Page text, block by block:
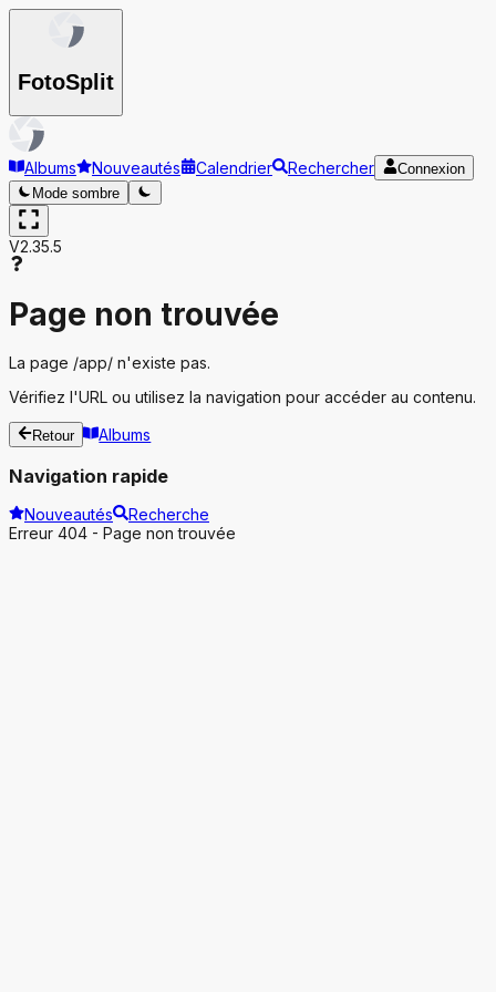
FotoSplit
Albums Nouveautés Calendrier Rechercher
Connexion
Mode sombre
V2.35.5
Page non trouvée
La page /app/ n'existe pas.
Vérifiez l'URL ou utilisez la navigation pour accéder au contenu.
Retour Albums
Navigation rapide
Nouveautés
Recherche
Erreur 404 - Page non trouvée